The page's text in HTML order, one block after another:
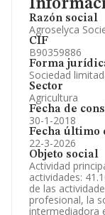
Razón social
Agroselyca
CIF
B90359886
Forma
Sociedad
Sector
Agricultura
Fecha de
30-1-2018
Fecha último
22-3-2026
Objeto social
Actividad
actividades:
de las
profesional, la
intermediadora